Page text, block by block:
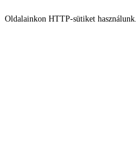
Oldalainkon HTTP-sütiket használunk.